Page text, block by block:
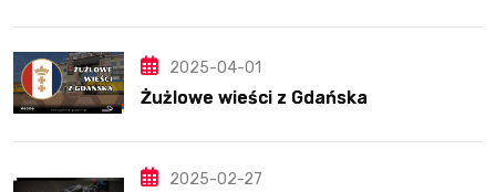
2025-04-01
Żużlowe wieści z Gdańska
2025-02-27